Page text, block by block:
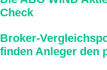
Check
Broker-
finden Anleger den